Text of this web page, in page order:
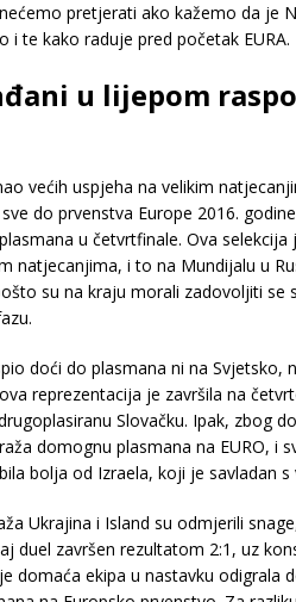
pretjerati ako kažemo da je
i te kako raduje pred početak EURA.
u lijepom
većih uspjeha na velikim
do prvenstva Europe 2016.
u četvrtfinale. Ova
natjecanjima, i to na Mundijalu u
su na kraju morali zadovoljiti se
doći do plasmana ni na Svjetsko,
reprezentacija je završila na
Slovačku. Ipak, zbog
domognu plasmana na EURO, i
bolja od Izraela, koji je savladan s
Ukrajina i Island su odmjerili
duel završen rezultatom 2:1, uz
domaća ekipa u nastavku odigrala